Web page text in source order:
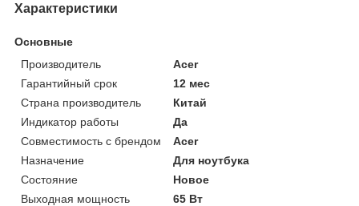
Характеристики
Основные
Производитель
Acer
Гарантийный срок
12 мес
Страна производитель
Китай
Индикатор работы
Да
Совместимость с брендом
Acer
Назначение
Для ноутбука
Состояние
Новое
Выходная мощность
65 Вт